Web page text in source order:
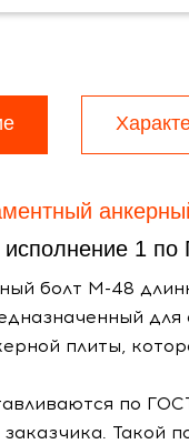
исполнение 1
болт М-48
плиты,
по
Такой